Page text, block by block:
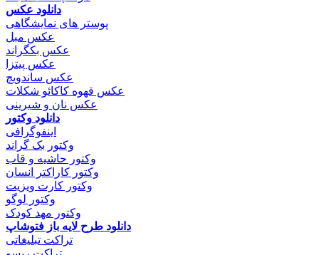
دانلود عکس
پوستر های نمایشگاهی
عکس مبل
عکس بکگراند
عکس پیتزا
عکس ساندویچ
عکس قهوه کاکائو شکلات
عکس نان و شیرینی
دانلود وکتور
اینفوگرافی
وکتور بک گراند
وکتور حاشیه و قاب
وکتور کاراکتر انسان
وکتور کارت ویزیت
وکتور لوگو
وکتور مهد کودک
دانلود طرح لایه باز فتوشاپ
تراکت تبلیغاتی